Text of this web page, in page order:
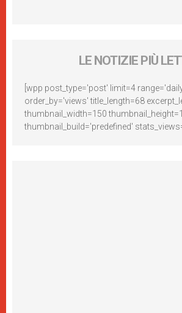
LE NOTIZIE PIÙ
[wpp post_type='post' limit=4
order_by='views' title_length=68
thumbnail_width=150
thumbnail_build='predefined'